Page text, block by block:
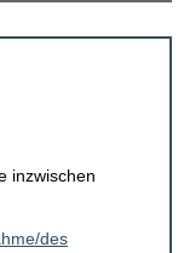
inzwischen
des